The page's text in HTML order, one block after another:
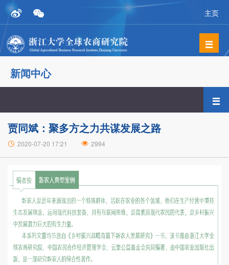
主页
新闻中心
贾同斌：聚多方之力共谋发展之路
2020-07-20 17:21 2994